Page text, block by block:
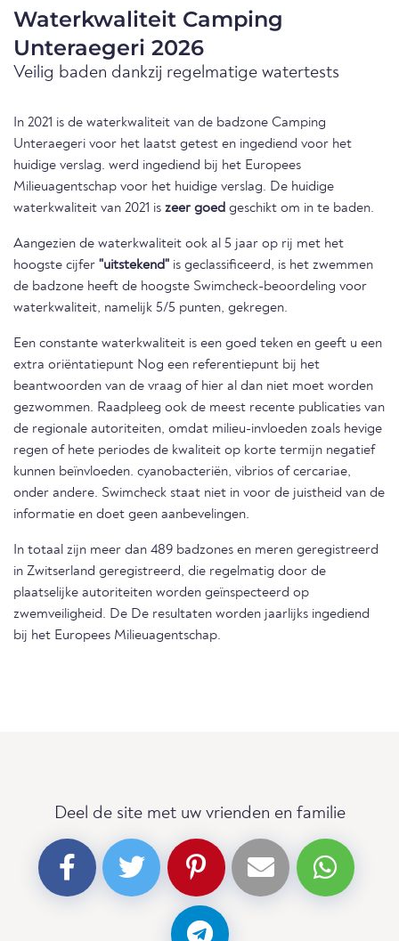
Waterkwaliteit Camping
Unteraegeri 2026
Veilig baden dankzij regelmatige watertests
In 2021 is de waterkwaliteit van de badzone Camping
Unteraegeri voor het laatst getest en ingediend voor het
huidige verslag. werd ingediend bij het Europees
Milieuagentschap voor het huidige verslag. De huidige
waterkwaliteit van 2021 is zeer goed geschikt om in te baden.
Aangezien de waterkwaliteit ook al 5 jaar op rij met het
hoogste cijfer "uitstekend" is geclassificeerd, is het zwemmen
de badzone heeft de hoogste Swimcheck-beoordeling voor
waterkwaliteit, namelijk 5/5 punten, gekregen.
Een constante waterkwaliteit is een goed teken en geeft u een
extra oriëntatiepunt Nog een referentiepunt bij het
beantwoorden van de vraag of hier al dan niet moet worden
gezwommen. Raadpleeg ook de meest recente publicaties van
de regionale autoriteiten, omdat milieu-invloeden zoals hevige
regen of hete periodes de kwaliteit op korte termijn negatief
kunnen beïnvloeden. cyanobacteriën, vibrios of cercariae,
onder andere. Swimcheck staat niet in voor de juistheid van de
informatie en doet geen aanbevelingen.
In totaal zijn meer dan 489 badzones en meren geregistreerd
in Zwitserland geregistreerd, die regelmatig door de
plaatselijke autoriteiten worden geïnspecteerd op
zwemveiligheid. De De resultaten worden jaarlijks ingediend
bij het Europees Milieuagentschap.
Deel de site met uw vrienden en familie